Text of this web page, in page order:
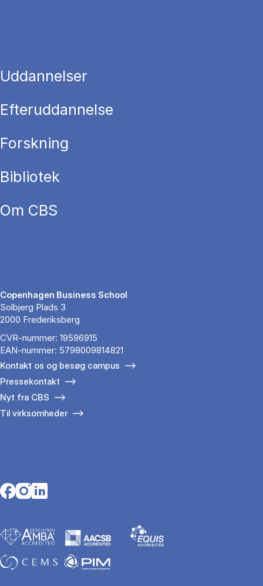
Uddannelser
Efteruddannelse
Forskning
Bibliotek
Om CBS
Copenhagen Business School
Solbjerg Plads 3
2000 Frederiksberg
CVR-nummer: 19596915
EAN-nummer: 5798009814821
Kontakt os og besøg campus
Pressekontakt
Nyt fra CBS
Til virksomheder
Opens in a new tab
Opens in a new tab
Opens in a new tab